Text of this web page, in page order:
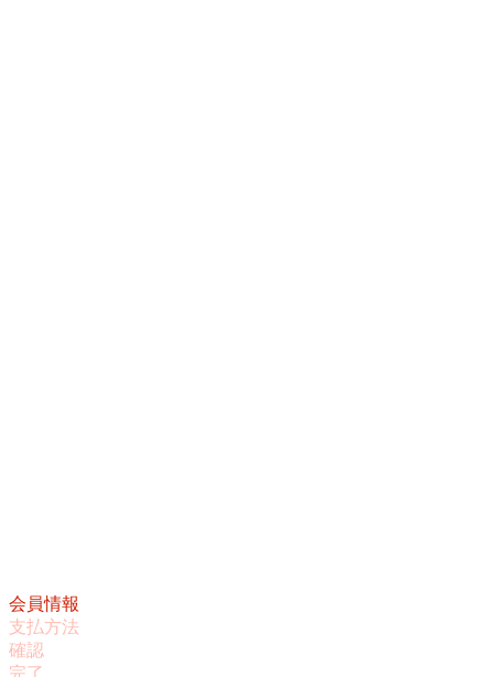
会員情報
支払方法
確認
完了